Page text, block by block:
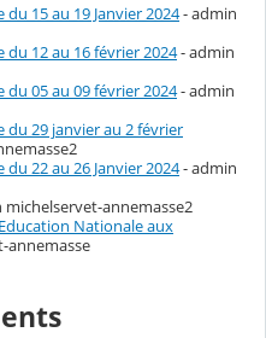
15 au 19 Janvier 2024- admin
du 12 au 16 février 2024- admin
du 05 au 09 février 2024- admin
du 29 janvier au 2 février
22 au 26 Janvier 2024- admin
michelservet-annemasse2
Nationale aux
annemasse